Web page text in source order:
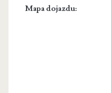
Mapa dojazdu: